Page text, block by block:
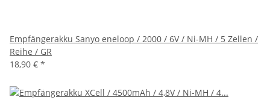
Empfängerakku Sanyo eneloop / 2000 / 6V / Ni-MH / 5 Zellen /
Reihe / GR
18,90 € *